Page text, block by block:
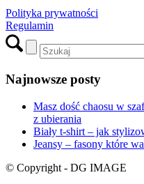
Polityka prywatności
Regulamin
Najnowsze posty
Masz dość chaosu w
z ubierania
Biały t-shirt – jak
Jeansy – fasony które
© Copyright - DG IMAGE